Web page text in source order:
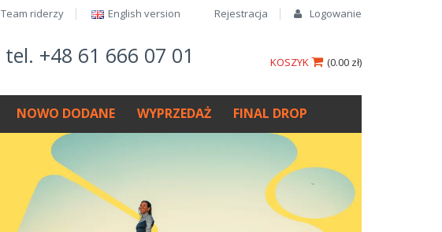
Rejestracja Logowanie
Team riderzy English version​
tel. +48 61 666 07 01 (0.00 zł)
KOSZYK
NOWO DODANE WYPRZEDAŻ FINAL DROP